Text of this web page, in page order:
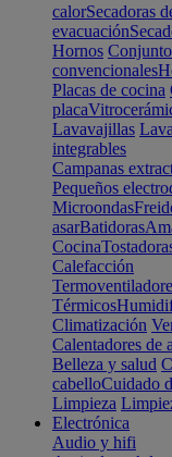
calorSecadoras
evacuación
Hornos
convencionales
Placas de cocina
placa
Lavavajillas
integrables
Campanas
Pequeños
Microondas
asarBatidoras
Cocina
Calefacción
Térmicos
Climatización
Calentadores de
Belleza y salud
cabelloCuidado
Limpieza
Electrónica
Audio y hifi